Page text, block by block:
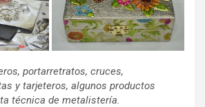
portarretratos, cruces,
y tarjeteros, algunos productos
técnica de metalistería.